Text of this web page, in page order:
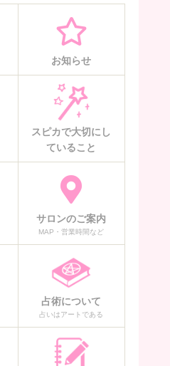
お知らせ
スピカで大切にし
ていること
サロンのご案内
MAP・営業時間など
占術について
占いはアートである